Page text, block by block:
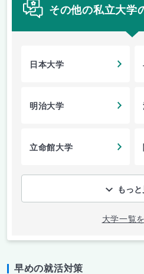
その他の私立大学
日本大学
明治大学
立命館大学
もっ
大学一覧
早めの就活対策